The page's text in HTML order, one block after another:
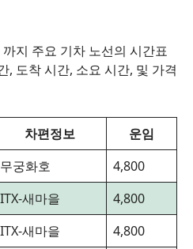
지 주요 기차 노선의 시간표
, 도착 시간, 소요 시간, 및 가격
차편정보
운임
무궁화호
4,800
ITX-새마을
4,800
ITX-새마을
4,800